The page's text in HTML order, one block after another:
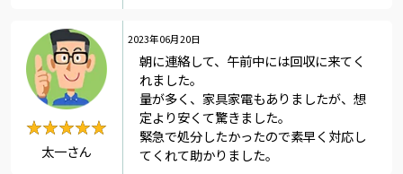
2023年06月20日
★★★★★
★★★★★
太一さん
朝に連絡して、午前中には回収に来てく
れました。
量が多く、家具家電もありましたが、想
定より安くて驚きました。
緊急で処分したかったので素早く対応し
てくれて助かりました。